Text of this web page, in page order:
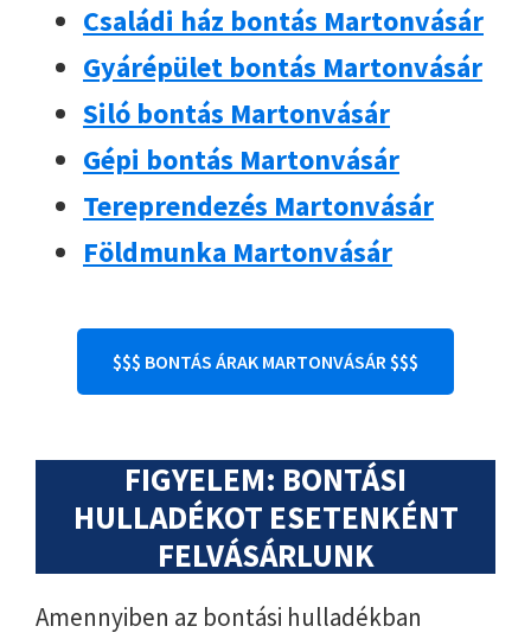
Családi ház bontás Martonvásár
Gyárépület bontás Martonvásár
Siló bontás Martonvásár
Gépi bontás Martonvásár
Tereprendezés Martonvásár
Földmunka Martonvásár
$$$ BONTÁS ÁRAK MARTONVÁSÁR $$$
FIGYELEM: BONTÁSI
HULLADÉKOT ESETENKÉNT
FELVÁSÁRLUNK
Amennyiben az bontási hulladékban